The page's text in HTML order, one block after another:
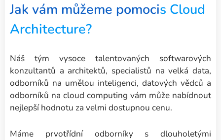
Jak vám můžeme pomocis Cloud
Architecture?
Náš tým vysoce talentovaných softwarových
konzultantů a architektů, specialistů na velká data,
odborníků na umělou inteligenci, datových vědců a
odborníků na cloud computing vám může nabídnout
nejlepší hodnotu za velmi dostupnou cenu.
Máme prvotřídní odborníky s dlouholetými